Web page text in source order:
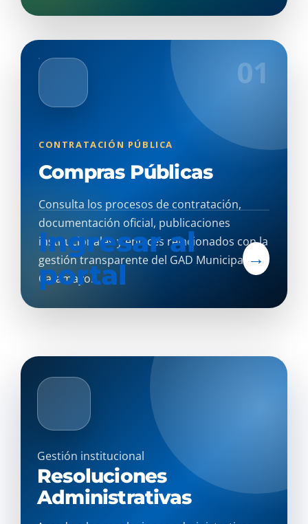
01
CONTRATACIÓN PÚBLICA
Compras Públicas
Consulta los procesos de contratación,
documentación oficial, publicaciones
institucionales y enlaces relacionados con la
gestión transparente del GAD Municipal de
Catamayo.
Ingresar al
portal
→
Gestión institucional
Resoluciones
Administrativas